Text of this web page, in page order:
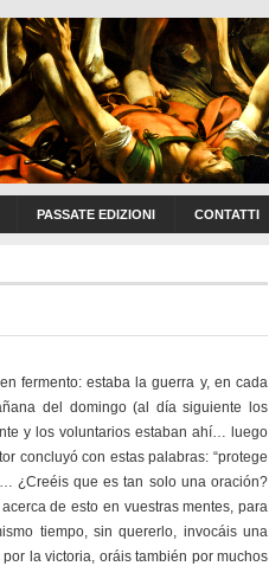
PASSATE EDIZIONI CONTATTI
fermento: estaba la guerra y, en cada
del domingo (al día siguiente los
y los voluntarios estaban ahí… luego
concluyó con estas palabras: “protege
¿Creéis que es tan solo una oración?
de esto en vuestras mentes, para
tiempo, sin quererlo, invocáis una
la victoria, oráis también por muchos